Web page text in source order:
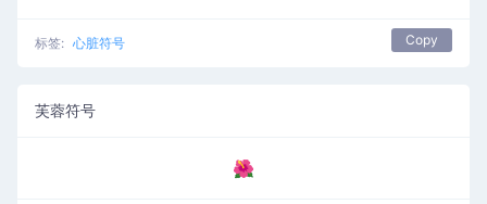
标签: 心脏符号 Copy
芙蓉符号
🌺